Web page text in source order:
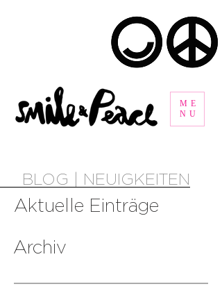
ME
NU
BLOG | NEUIGKEITEN
Aktuelle Einträge
Archiv